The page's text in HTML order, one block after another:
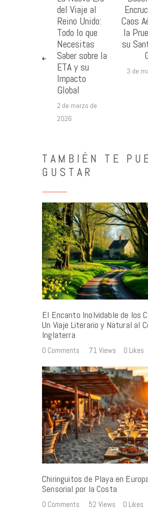
del Viaje al
Reino Unido:
Todo lo que
Necesitas
Saber sobre la
ETA y su
Impacto
Global
2 de marzo de
2026
Caos
la
su
3 de
TAMBIÉN TE
GUSTAR
El Encanto Inolvidable de los
Un Viaje Literario y Natural al
Inglaterra
0 Comments 71 Views 0 Likes
Chiringuitos de Playa en
Sensorial por la Costa
0 Comments 52 Views 0 Likes